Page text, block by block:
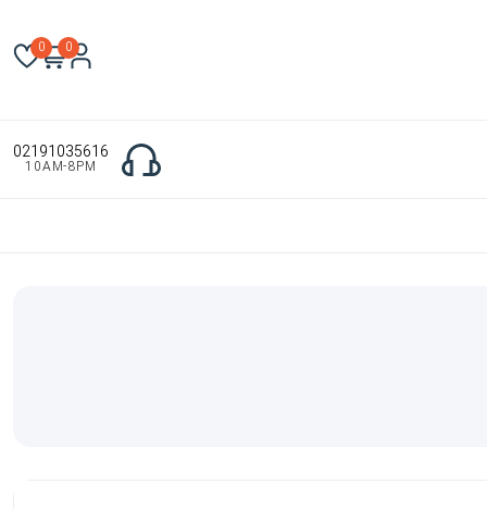
0
0
02191035616
10AM-8PM